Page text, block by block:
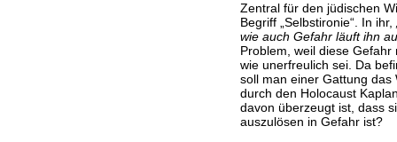
Zentral für den jüdischen
Begriff „Selbstironie“. In ihr,
wie auch Gefahr läuft ihn
Problem, weil diese
wie unerfreulich sei. Da
soll man einer Gattung das
durch den Holocaust
davon überzeugt ist, dass
auszulösen in Gefahr ist?